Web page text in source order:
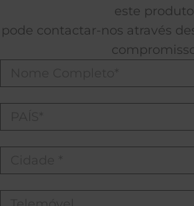
este
pode contactar-nos através